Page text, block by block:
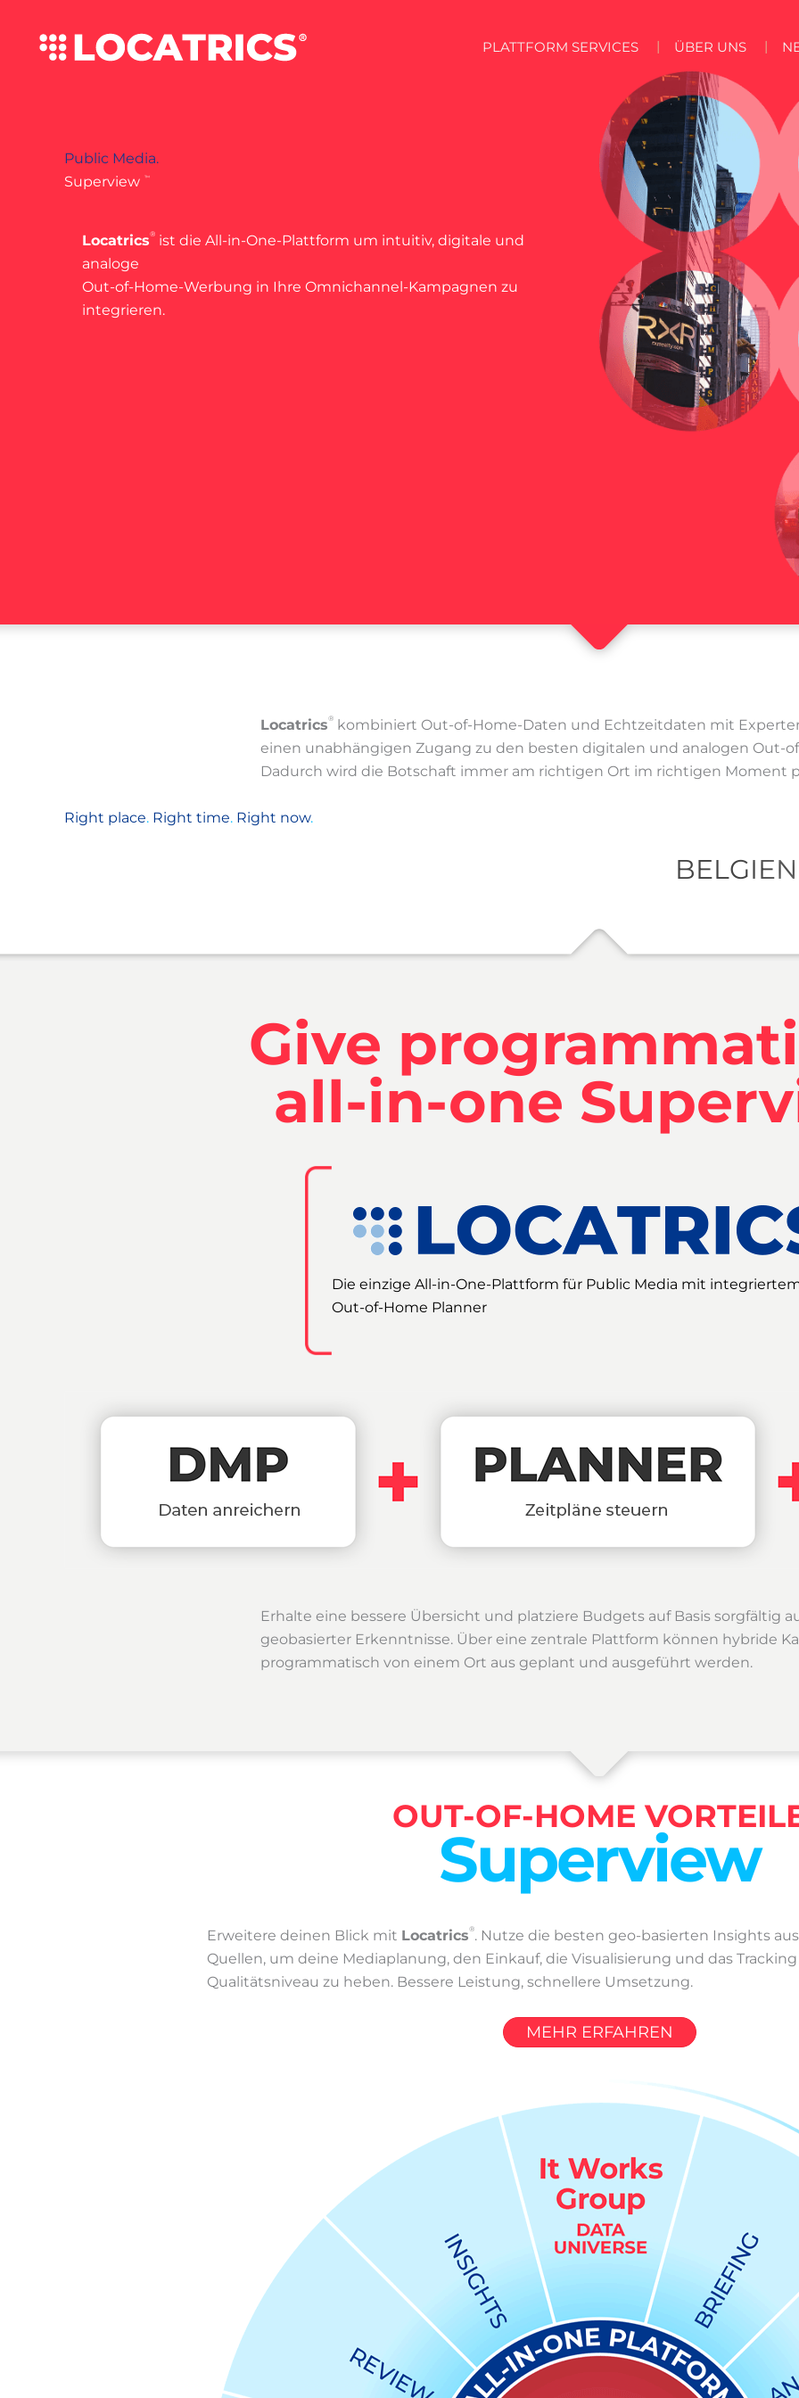
Inhalt
springen
PLATTFORM SERVICES ÜBER UNS
Public Media.
Superview
™
Locatrics® ist die All-in-One-Plattform um intuitiv, digitale und
analoge
Out-of-Home-Werbung in Ihre Omnichannel-Kampagnen zu
integrieren.
Locatrics® kombiniert Out-of-Home-Daten und Echtzeitdaten mit
einen unabhängigen Zugang zu den besten digitalen und analogen Out-
Dadurch wird die Botschaft immer am richtigen Ort im richtigen Moment
Right place. Right time. Right now.
BELGIEN
Give
all-in-one
Die einzige All-in-One-Plattform für Public Media mit
Out-of-Home Planner
Erhalte eine bessere Übersicht und platziere Budgets auf Basis sorgfältig
geobasierter Erkenntnisse. Über eine zentrale Plattform können hybride
programmatisch von einem Ort aus geplant und ausgeführt werden.
OUT-OF-HOME
Superview
Erweitere deinen Blick mit Locatrics®. Nutze die besten geo-basierten Insights
Quellen, um deine Mediaplanung, den Einkauf, die Visualisierung und das
Qualitätsniveau zu heben. Bessere Leistung, schnellere Umsetzung.
MEHR ERFAHREN